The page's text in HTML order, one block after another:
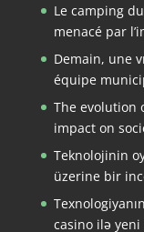
Le camping
menacé par
Demain, une
équipe
The evolution
impact on
Teknolojinin
üzerine bir
casino ilə